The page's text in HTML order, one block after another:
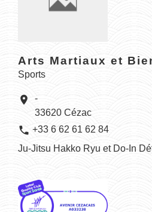
Arts Martiaux et
Sports
location_on
-
33620 Cézac
phone +33 6 62 61 62 84
Ju-Jitsu Hakko Ryu et Do-In